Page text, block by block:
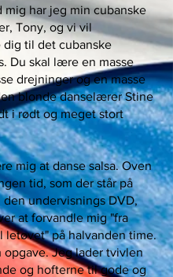
mig har jeg min cubanske
Tony, og vi vil
dig til det cubanske
Du skal lære en masse
drejninger og en masse
blonde danselærer Stine
i rødt og meget stort
mig at danse salsa. Oven
tid, som der står på
undervisnings DVD,
at forvandle mig "fra
letøvet" på halvanden time.
opgave. Jeg lader tvivlen
og hofterne til gode og